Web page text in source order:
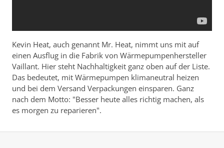
Kevin Heat, auch genannt Mr. Heat, nimmt uns mit auf
einen Ausflug in die Fabrik von Wärmepumpenhersteller
Vaillant. Hier steht Nachhaltigkeit ganz oben auf der Liste.
Das bedeutet, mit Wärmepumpen klimaneutral heizen
und bei dem Versand Verpackungen einsparen. Ganz
nach dem Motto: "Besser heute alles richtig machen, als
es morgen zu reparieren".